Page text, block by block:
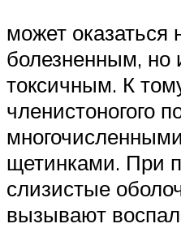
может оказаться
болезненным, но
токсичным. К
членистоногого
щетинками. При
слизистые
вызывают